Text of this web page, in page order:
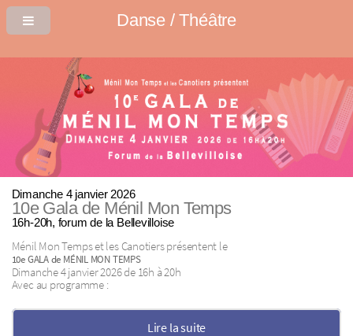
Danse / Théâtre
Dimanche 4 janvier 2026
10e Gala de Ménil Mon Temps
16h-20h, forum de la Bellevilloise
Ménil Mon Temps et les Canotiers présentent le
10e GALA de MÉNIL MON TEMPS
Dimanche 4 janvier 2026 de 16h à 20h
Avec au programme :
Lire la suite